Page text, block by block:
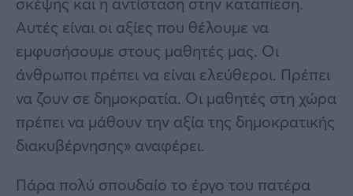
Αυτές είναι οι αξίες που θέλουμε να
εμφυσήσουμε στους μαθητές μας. Οι
άνθρωποι πρέπει να είναι ελεύθεροι. Πρέπει
να ζουν σε δημοκρατία. Οι μαθητές στη χώρα
πρέπει να μάθουν την αξία της δημοκρατικής
διακυβέρνησης» αναφέρει.
Πάρα πολύ σπουδαίο το έργο του πατέρα